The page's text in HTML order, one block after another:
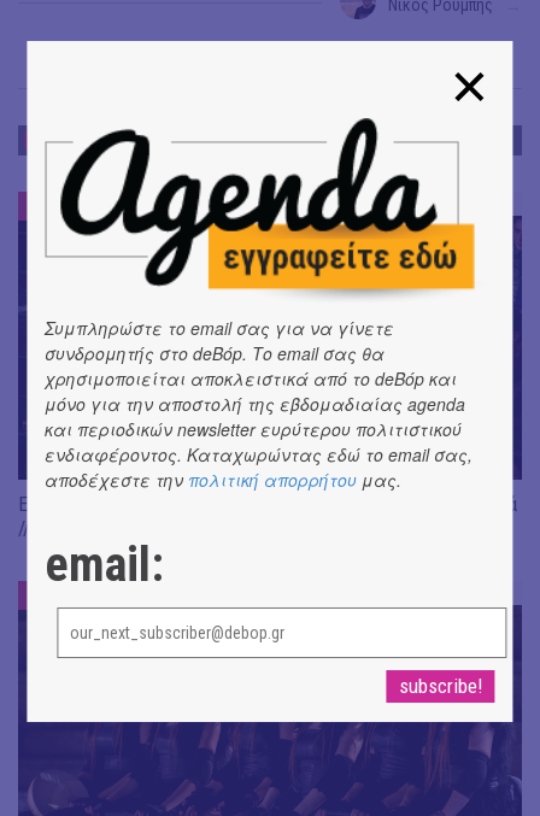
Νίκος Ρουμπής
ΕΝΤΥΠΩΣΕΙΣ
ΕΝΤΥΠΩΣΕΙΣ
Είδαμε: "Άλκηστις" του Ευριπίδη, σε σκηνοθεσία Δ. Καραντζά
// Ευφυής σύλληψη και χαμένη ευκαιρία
Συμπληρώστε το email σας για να γίνετε
συνδρομητής στο deBόp. Το email σας θα
χρησιμοποιείται αποκλειστικά από το deBόp και
μόνο για την αποστολή της εβδομαδιαίας agenda
και περιοδικών newsletter ευρύτερου πολιτιστικού
ενδιαφέροντος. Καταχωρώντας εδώ το email σας,
αποδέχεστε την πολιτική απορρήτου μας.
email: